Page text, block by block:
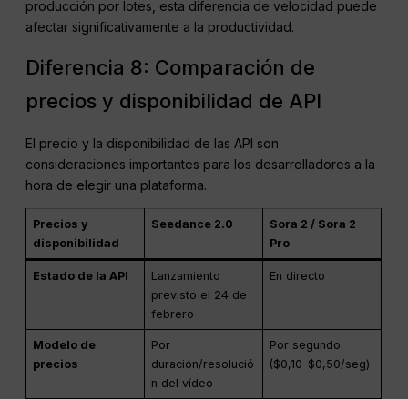
infraestructura informática Volcengine de ByteDance. Para
los flujos de trabajo que requieren una iteración rápida y la
afectar significativamente a la productividad.
Diferencia 8: Comparación de
precios y disponibilidad de API
El precio y la disponibilidad de las API son
consideraciones importantes para los desarrolladores a la
hora de elegir una plataforma.
Precios y
Seedance 2.0
Sora 2 / Sora 2
Lanzamiento
previsto el 24 de
febrero
Por